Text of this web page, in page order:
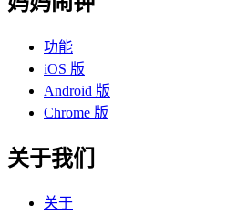
功能
iOS 版
Android 版
Chrome 版
关于我们
关于